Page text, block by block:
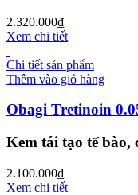
2.320.000₫
Xem chi tiết
Chi tiết sản phẩm
Thêm vào giỏ hàng
Obagi Tretinoin
Kem tái tạo tế bào,
2.100.000₫
Xem chi tiết